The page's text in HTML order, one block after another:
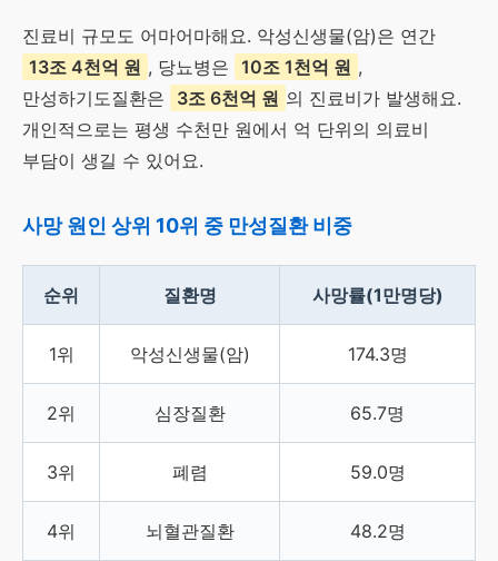
진료비 규모도 어마어마해요. 악성신생물(암)은 연간
13조 4천억 원 , 당뇨병은 10조 1천억 원 ,
만성하기도질환은
3조 6천억 원 의 진료비가 발생해요.
개인적으로는 평생 수천만 원에서 억 단위의 의료비
부담이 생길 수 있어요.
사망 원인 상위 10위 중 만성질환 비중
순위 질환명 사망률(1만명당)
1위 악성신생물(암) 174.3명
2위 심장질환 65.7명
3위 폐렴 59.0명
4위 뇌혈관질환 48.2명